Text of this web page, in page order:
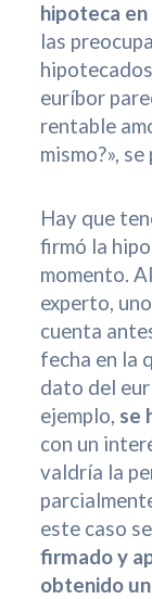
hipoteca
las
euríbor
rentable
mismo?»,
Hay que
firmó la
momento.
experto,
cuenta
fecha en la
dato del
ejemplo, se
con un
valdría la
este caso
firmado y
obtenido